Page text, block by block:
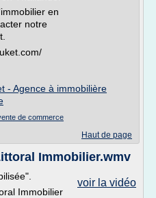
en
notre
- Agence à immobilière
de commerce
Haut de page
Immobilier.wmv
voir la vidéo
Immobilier